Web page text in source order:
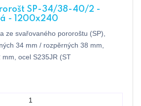
SP-34/38-40/2 -
- 1200x240
ze svařovaného pororoštu (SP),
34 mm / rozpěrných 38 mm,
ocel S235JR (ST